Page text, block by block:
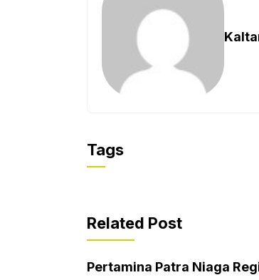
Tags
Related Post
Pertamina Patra Niaga